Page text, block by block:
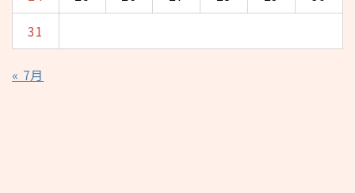
31
« 7月